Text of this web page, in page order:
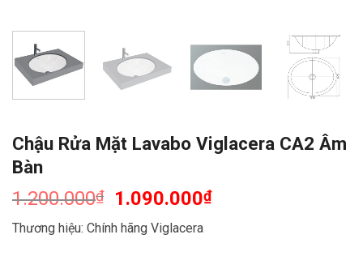
Chậu Rửa Mặt Lavabo Viglacera CA2 Âm
Bàn
1.200.000₫ 1.090.000₫
Thương hiệu: Chính hãng Viglacera